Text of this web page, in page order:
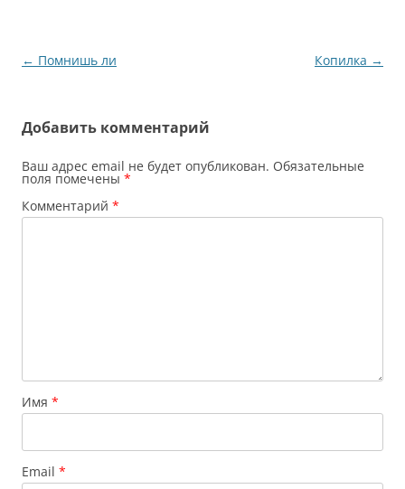
Навигация
← Помнишь ли Копилка →
Добавить комментарий
Ваш адрес email не будет опубликован. Обязательные
поля помечены *
Комментарий *
Имя *
Email *